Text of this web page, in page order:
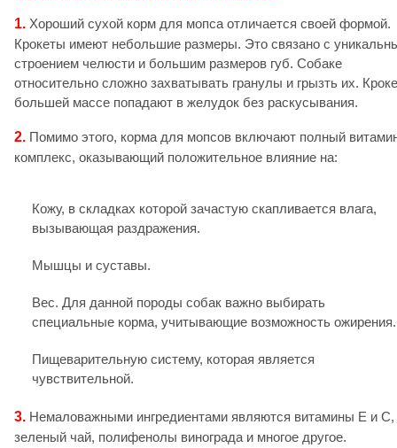
1. Хороший сухой корм для мопса отличается своей формой.
Крокеты имеют небольшие размеры. Это связано с
строением челюсти и большим размеров губ. Собаке
относительно сложно захватывать гранулы и грызть их.
большей массе попадают в желудок без раскусывания.
2. Помимо этого, корма для мопсов включают полный
комплекс, оказывающий положительное влияние на:
Кожу, в складках которой зачастую скапливается влага,
вызывающая раздражения.
Мышцы и суставы.
Вес. Для данной породы собак важно выбирать
специальные корма, учитывающие возможность ожирения.
Пищеварительную систему, которая является
чувствительной.
3. Немаловажными ингредиентами являются витамины Е и С,
зеленый чай, полифенолы винограда и многое другое.